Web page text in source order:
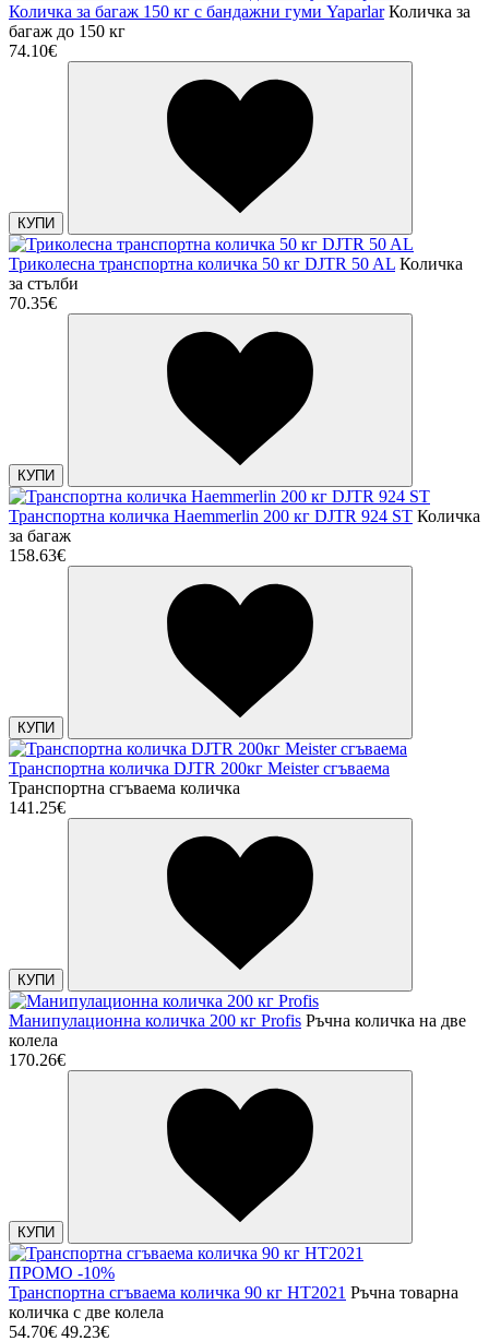
Количка за багаж 150 кг с бандажни гуми Yaparlar Количка за
багаж до 150 кг
74.10€
КУПИ
Триколесна транспортна количка 50 кг DJTR 50 AL Количка
за стълби
70.35€
КУПИ
Транспортна количка Haemmerlin 200 кг DJTR 924 ST Количка
за багаж
158.63€
КУПИ
Транспортна количка DJTR 200кг Meister сгъваема
Транспортна сгъваема количка
141.25€
КУПИ
Манипулационна количка 200 кг Profis Ръчна количка на две
колела
170.26€
КУПИ
ПРОМО -10%
Транспортна сгъваема количка 90 кг HT2021 Ръчна товарна
количка с две колела
54.70€ 49.23€